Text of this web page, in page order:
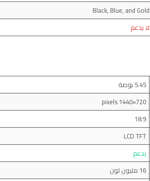
Black, Blue, and Gold
لا يدعم
5.45 بوصة
720×1440 pixels
18:9
LCD TFT
يدعم
16 مليون لون